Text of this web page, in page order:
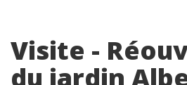
Visite -
du jardin